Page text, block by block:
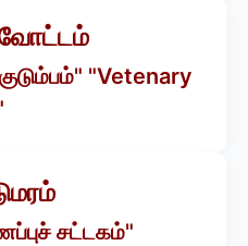
"Vetenary
சட்டகம்"